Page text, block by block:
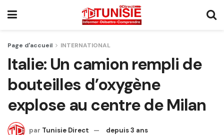
Page d'accueil INTERNATIONAL
Italie: Un camion rempli de
bouteilles d’oxygène
explose au centre de Milan
par Tunisie Direct depuis 3 ans